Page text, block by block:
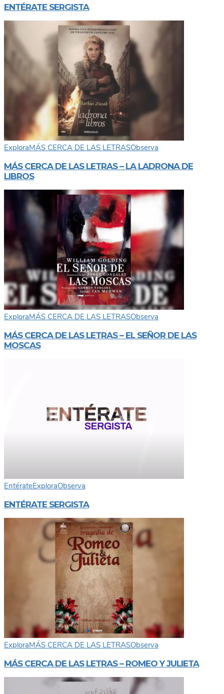
ENTÉRATE SERGISTA
ExploraMÁS CERCA DE LAS LETRASObserva
MÁS CERCA DE LAS LETRAS – LA LADRONA DE
LIBROS
ExploraMÁS CERCA DE LAS LETRASObserva
MÁS CERCA DE LAS LETRAS – EL SEÑOR DE LAS
MOSCAS
EntérateExploraObserva
ENTÉRATE SERGISTA
ExploraMÁS CERCA DE LAS LETRASObserva
MÁS CERCA DE LAS LETRAS – ROMEO Y JULIETA